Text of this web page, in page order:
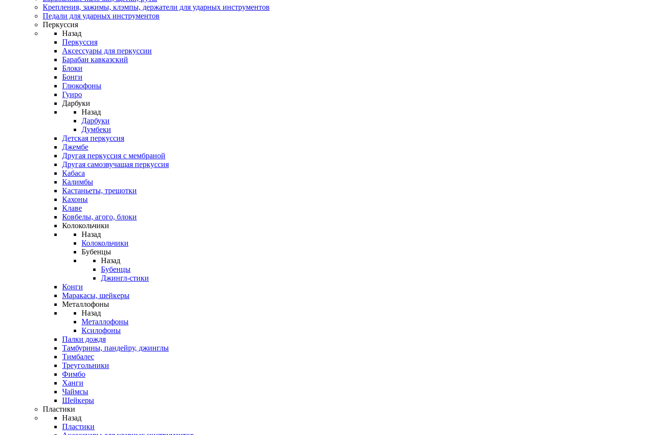
Крепления, зажимы, клэмпы, держатели для ударных инструментов
Педали для ударных инструментов
Перкуссия
Назад
Перкуссия
Аксессуары для перкуссии
Барабан кавказский
Блоки
Бонги
Глюкофоны
Гуиро
Дарбуки
Назад
Дарбуки
Думбеки
Детская перкуссия
Джембе
Другая перкуссия с мембраной
Другая самозвучащая перкуссия
Кабаса
Калимбы
Кастаньеты, трещотки
Кахоны
Клаве
Ковбелы, агого, блоки
Колокольчики
Назад
Колокольчики
Бубенцы
Назад
Бубенцы
Джингл-стики
Конги
Маракасы, шейкеры
Металлофоны
Назад
Металлофоны
Ксилофоны
Палки дождя
Тамбурины, пандейру, джинглы
Тимбалес
Треугольники
Фимбо
Ханги
Чаймсы
Шейкеры
Пластики
Назад
Пластики